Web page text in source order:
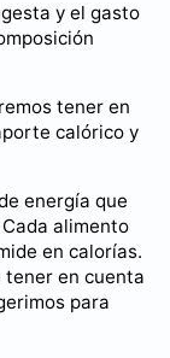
y el gasto
tener en
calórico y
energía que
alimento
en calorías.
en cuenta
para